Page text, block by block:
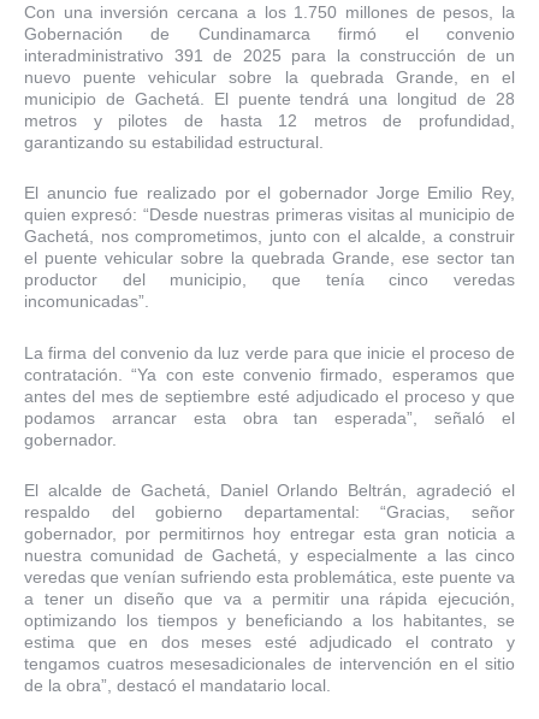
Con una inversión cercana a los 1.750 millones de pesos, la
Gobernación de Cundinamarca firmó el convenio
interadministrativo 391 de 2025 para la construcción de un
nuevo puente vehicular sobre la quebrada Grande, en el
municipio de Gachetá. El puente tendrá una longitud de 28
metros y pilotes de hasta 12 metros de profundidad,
garantizando su estabilidad estructural
El anuncio fue realizado por el gobernador Jorge Emilio Rey,
quien expresó: “Desde nuestras primeras visitas al municipio de
Gachetá, nos comprometimos, junto con el alcalde, a construir
el puente vehicular sobre la quebrada Grande, ese sector tan
productor del municipio, que tenía cinco veredas
incomunicadas”.
La firma del convenio da luz verde para que inicie el proceso de
contratación. “Ya con este convenio firmado, esperamos que
antes del mes de septiembre esté adjudicado el proceso y que
podamos arrancar esta obra tan esperada”, señaló el
gobernador.
El alcalde de Gachetá, Daniel Orlando Beltrán, agradeció el
respaldo delgobierno departamental: “Gracias, señor
gobernador, por permitirnos hoy entregar esta gran noticia a
nuestra comunidad de Gachetá, y especialmente a las cinco
veredas que venían sufriendo esta problemática , este puente va
a tener un diseño que va a permitir una rápida ejecución,
optimizando los tiempos y beneficiando a los habitantes, se
estima que en dos meses esté adjudicado el contrato y
tengamos cuatros mesesadicionales de intervención en el sitio
de la obra”, destacó el mandatario local.